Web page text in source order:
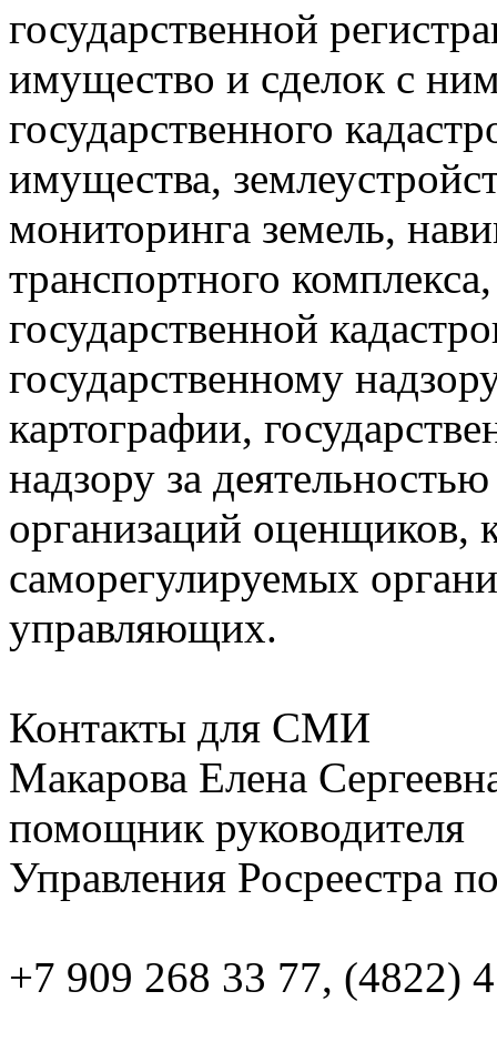
государственной
имущество и сделок с
государственного
имущества,
мониторинга земель,
транспортного
государственной
государственному
картографии,
надзору за
организаций оценщиков,
саморегулируемых
управляющих.
Контакты для СМИ
Макарова Елена
помощник руководителя
Управления Росреестра
+7 909 268 33 77, (4822)